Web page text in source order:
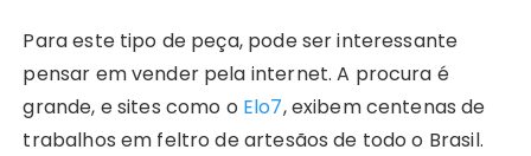
Para este tipo de peça, pode ser interessante
pensar em vender pela internet. A procura é
grande, e sites como o Elo7, exibem centenas de
trabalhos em feltro de artesãos de todo o Brasil.